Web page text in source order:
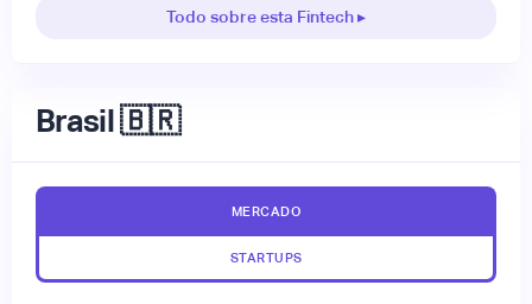
Todo sobre esta Fintech ▸
Brasil 🇧🇷
MERCADO
STARTUPS